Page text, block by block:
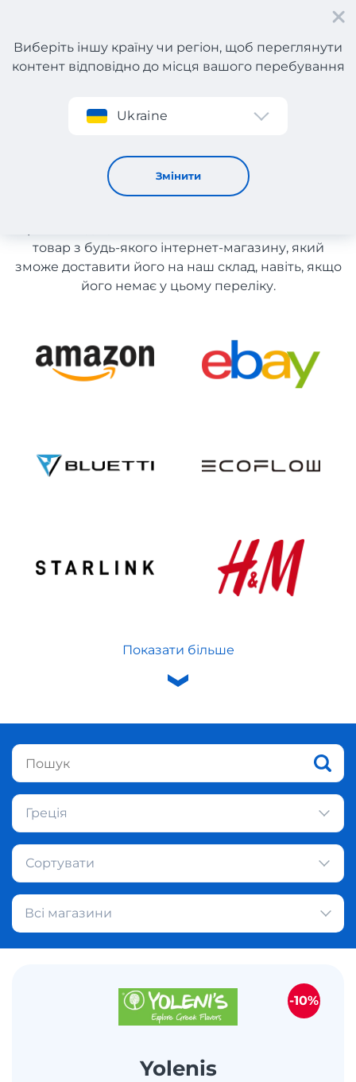
Реєстрація
Виберіть іншу країну чи регіон, щоб переглянути
контент відповідно до місця вашого перебування
Ukraine
Змінити
Каталог магазинів Греції
Каталог магазинів Греції
товар з будь-якого інтернет-магазину, який
зможе доставити його на наш склад, навіть, якщо
його немає у цьому переліку.
Показати більше
Греція
Сортувати
Всі магазини
Yolenis
-10%